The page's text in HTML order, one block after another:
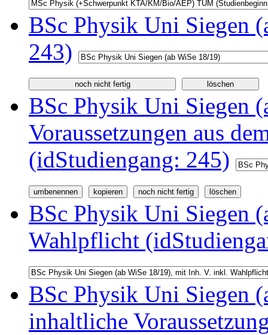
BSc Physik Uni Siegen
243)
BSc Physik Uni Siegen
Voraussetzungen aus
(idStudiengang: 245)
BSc Physik Uni Siegen
Wahlpflicht
BSc Physik Uni Siegen
inhaltliche